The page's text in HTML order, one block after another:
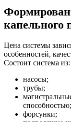
капельного
Цена системы
особенностей,
Состоит система из:
насосы;
трубы;
способностью;
форсунки;